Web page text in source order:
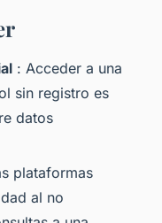
: Acceder a una
sin registro es
datos
plataformas
al no